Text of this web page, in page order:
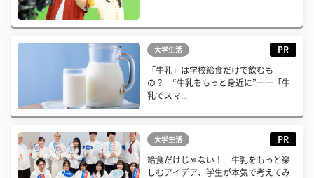
大学生活 PR
「牛乳」は学校給食だけで飲むも
の？ “牛乳をもっと身近に”――「牛
乳でスマ...
大学生活 PR
給食だけじゃない！ 牛乳をもっと楽
しむアイデア、学生が本気で考えてみ